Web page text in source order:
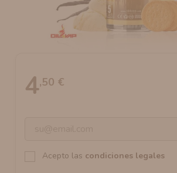
4,50 €
Acepto las condiciones legales
AROMANIC
ATOMIZADOR DEAD RABBIT RDA